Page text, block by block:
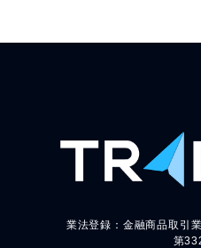
業法登録：金融商品取引
第